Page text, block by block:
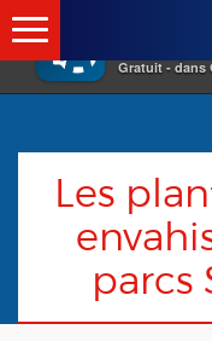
×
Gratuit - dans
Les
parcs